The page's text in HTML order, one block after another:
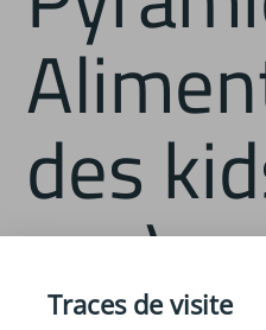
des
ans)
Traces de visite